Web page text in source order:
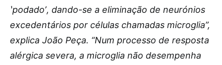
ʽpodadoʼ, dando-se a eliminação de neurónios
excedentários por células chamadas microglia”,
explica João Peça. “Num processo de resposta
alérgica severa, a microglia não desempenha